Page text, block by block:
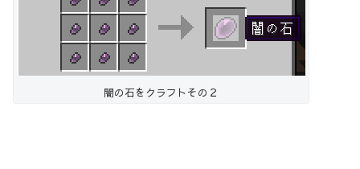
闇の石をクラフトその２